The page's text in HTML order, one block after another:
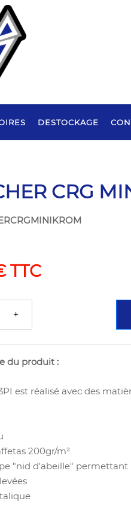
DESTOCKAGE
CRG
TTC
du produit :
est réalisé avec des
200gr/m²
"nid d'abeille"